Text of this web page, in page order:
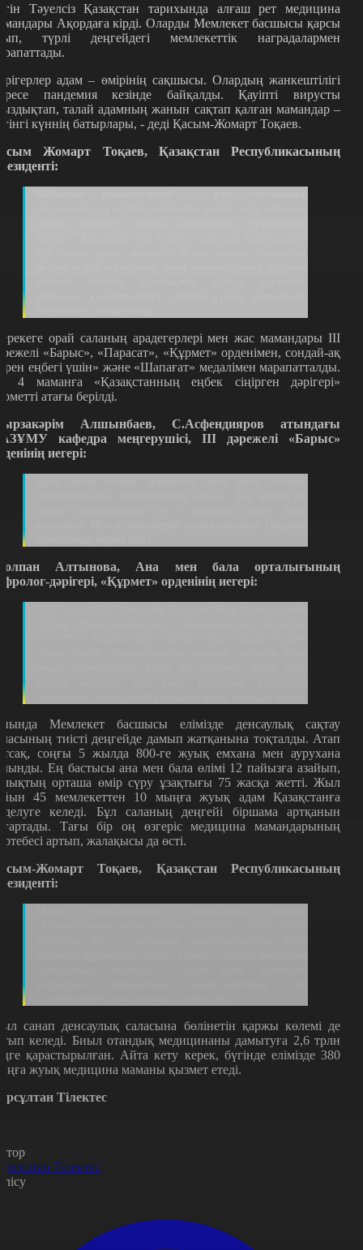
Тәуелсіз Қазақстан тарихында алғаш рет медицина
Ақордаға кірді. Оларды Мемлекет басшысы қарсы
түрлі деңгейдегі мемлекеттік наградалармен
адам – өмірінің сақшысы. Олардың жанкештілігі
пандемия кезінде байқалды. Қауіпті вирусты
талай адамның жанын сақтап қалған мамандар –
күннің батырлары, - деді Қасым-Жомарт Тоқаев.
Жомарт Тоқаев, Қазақстан Республикасының
орай саланың арадегерлері мен жас мамандары ІІІ
«Барыс», «Парасат», «Құрмет» орденімен, сондай-ақ
еңбегі үшін» және «Шапағат» медалімен марапатталды.
4 маманға «Қазақстанның еңбек сіңірген дәрігері»
атағы берілді.
Алшынбаев, С.Асфендияров атындағы
кафедра меңгерушісі, ІІІ дәрежелі «Барыс»
иегері:
Алтынова, Ана мен бала орталығының
дәрігері, «Құрмет» орденінің иегері:
Мемлекет басшысы елімізде денсаулық сақтау
тиісті деңгейде дамып жатқанына тоқталды. Атап
соңғы 5 жылда 800-ге жуық емхана мен аурухана
Ең бастысы ана мен бала өлімі 12 пайызға азайып,
орташа өмір сүру ұзақтығы 75 жасқа жетті. Жыл
45 мемлекеттен 10 мыңға жуық адам Қазақстанға
келеді. Бұл саланың деңгейі біршама артқанын
Тағы бір оң өзгеріс медицина мамандарының
артып, жалақысы да өсті.
Жомарт Тоқаев, Қазақстан Республикасының
санап денсаулық саласына бөлінетін қаржы көлемі де
келеді. Биыл отандық медицинаны дамытуға 2,6 трлн
қарастырылған. Айта кету керек, бүгінде елімізде 380
жуық медицина маманы қызмет етеді.
Тілектес
Тілектес